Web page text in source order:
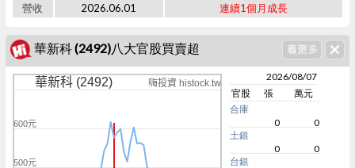
營收
2026.06.01 連續1個月成長
華新科 (2492)八大官股買賣超
華新科 (2492) 嗨投資 histock.tw
500元
600元
2026/08/07
官股
張
萬元
合庫
0
0
土銀
0
0
台銀